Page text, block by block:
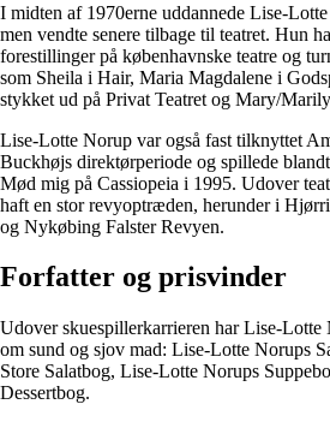
I midten af 1970erne uddannede Lise-
men vendte senere tilbage til teatret. Hun
forestillinger på københavnske teatre og
som Sheila i Hair, Maria Magdalene i
stykket ud på Privat Teatret og Mary/
Lise-Lotte Norup var også fast tilknyttet
Buckhøjs direktørperiode og spillede
Mød mig på Cassiopeia i 1995. Udover
haft en stor revyoptræden, herunder i
og Nykøbing Falster Revyen.
Forfatter og prisvinder
Udover skuespillerkarrieren har Lise-
om sund og sjov mad: Lise-Lotte Norups
Store Salatbog, Lise-Lotte Norups
Dessertbog.